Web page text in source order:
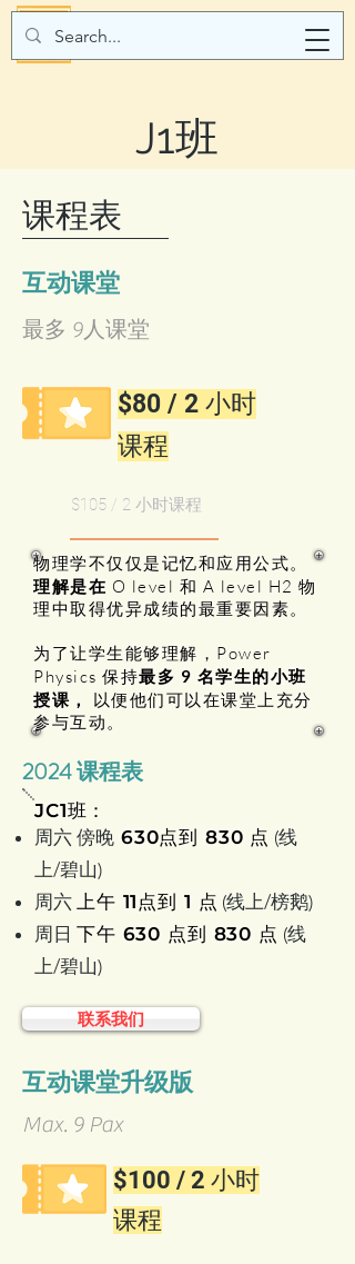
J1班
​课程表
互动课堂
最多 9人课堂
$80 / 2 小时
课程
$105 / 2 小时课程
物理学不仅仅是记忆和应用公式。
理解是在 O level 和 A level H2 物
理中取得优异成绩的最重要因素。
为了让学生能够理解，Power
Physics 保持最多 9 名学生的小班
授课，
以便他们可以在课堂上充分
参与互动。
2024 课程表
JC1班：
周六 傍晚 630点到 830 点 (线
上/碧山)
周六 上午 11点到 1 点 (线上/榜鹅)
周日 下午 630 点到 830 点 (线
上/碧山)
联系我们
互动课堂升级版
Max. 9 Pax
$100 / 2 小时
课程